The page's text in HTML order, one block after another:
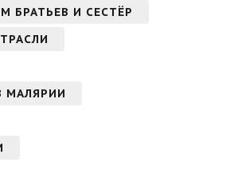
БРАТЬЕВ И СЕСТЁР
МАЛЯРИИ